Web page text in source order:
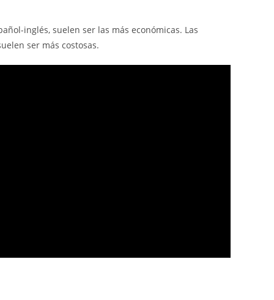
inglés, suelen ser las más económicas. Las
ser más costosas.